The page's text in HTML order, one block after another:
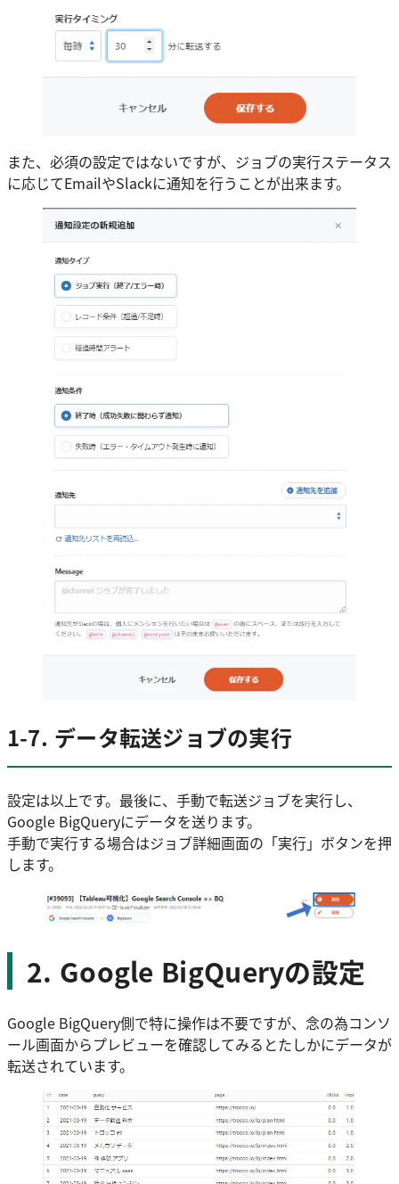
また、必須の設定ではないですが、ジョブの実行ステータス
に応じてEmailやSlackに通知を行うことが出来ます。
1-7. データ転送ジョブの実行
設定は以上です。最後に、手動で転送ジョブを実行し、
Google BigQueryにデータを送ります。
手動で実行する場合はジョブ詳細画面の「実行」ボタンを押
します。
2. Google BigQueryの設定
Google BigQuery側で特に操作は不要ですが、念の為コンソ
ール画面からプレビューを確認してみるとたしかにデータが
転送されています。